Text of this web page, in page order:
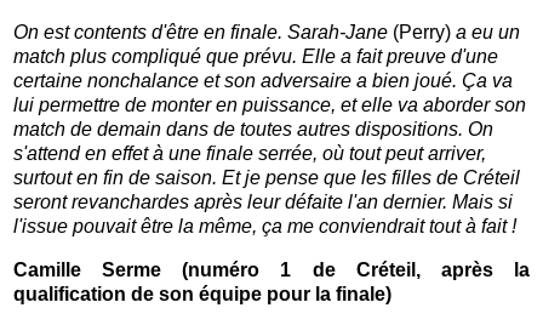
On est contents d'être en finale. Sarah-Jane (Perry) a eu un
match plus compliqué que prévu. Elle a fait preuve d'une
certaine nonchalance et son adversaire a bien joué. Ça va
lui permettre de monter en puissance, et elle va aborder son
match de demain dans de toutes autres dispositions. On
s'attend en effet à une finale serrée, où tout peut arriver,
surtout en fin de saison. Et je pense que les filles de Créteil
seront revanchardes après leur défaite l'an dernier. Mais si
l'issue pouvait être la même, ça me conviendrait tout à fait !
Camille Serme (numéro 1 de Créteil, après la
qualification de son équipe pour la finale)